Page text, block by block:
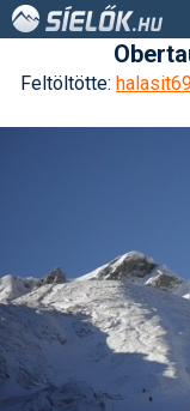
Feltöltötte: